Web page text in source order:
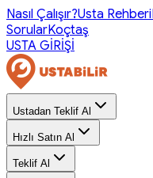
Nasıl Çalışır?Usta Rehberi
SorularKoçtaş
USTA GİRİŞİ
Ustadan Teklif Al
Hızlı Satın Al
Teklif Al